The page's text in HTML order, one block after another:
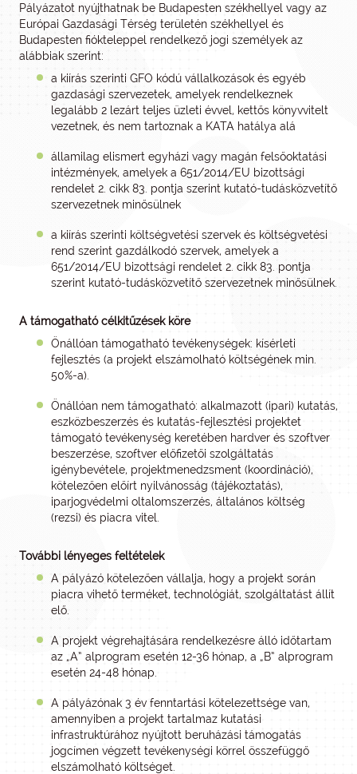
Pályázatot nyújthatnak be Budapesten székhellyel vagy az
Európai Gazdasági Térség területén székhellyel és
Budapesten fiókteleppel rendelkező jogi személyek az
alábbiak szerint:
a kiírás szerinti GFO kódú vállalkozások és egyéb
gazdasági szervezetek, amelyek rendelkeznek
legalább 2 lezárt teljes üzleti évvel, kettős könyvvitelt
vezetnek, és nem tartoznak a KATA hatálya alá
államilag elismert egyházi vagy magán felsőoktatási
intézmények, amelyek a 651/2014/EU bizottsági
rendelet 2. cikk 83. pontja szerint kutató-tudásközvetítő
szervezetnek minősülnek
a kiírás szerinti költségvetési szervek és költségvetési
rend szerint gazdálkodó szervek, amelyek a
651/2014/EU bizottsági rendelet 2. cikk 83. pontja
szerint kutató-tudásközvetítő szervezetnek minősülnek.
A támogatható célkitűzések köre
Önállóan támogatható tevékenységek: kísérleti
fejlesztés (a projekt elszámolható költségének min.
50%-a).
Önállóan nem támogatható: alkalmazott (ipari) kutatás,
eszközbeszerzés és kutatás-fejlesztési projektet
támogató tevékenység keretében hardver és szoftver
beszerzése, szoftver előfizetői szolgáltatás
igénybevétele, projektmenedzsment (koordináció),
kötelezően előírt nyilvánosság (tájékoztatás),
iparjogvédelmi oltalomszerzés, általános költség
(rezsi) és piacra vitel.
További lényeges feltételek
A pályázó kötelezően vállalja, hogy a projekt során
piacra vihető terméket, technológiát, szolgáltatást állít
elő.
A projekt végrehajtására rendelkezésre álló időtartam
az „A” alprogram esetén 12-36 hónap, a „B” alprogram
esetén 24-48 hónap.
A pályázónak 3 év fenntartási kötelezettsége van,
amennyiben a projekt tartalmaz kutatási
infrastruktúrához nyújtott beruházási támogatás
jogcímen végzett tevékenységi körrel összefüggő
elszámolható költséget.